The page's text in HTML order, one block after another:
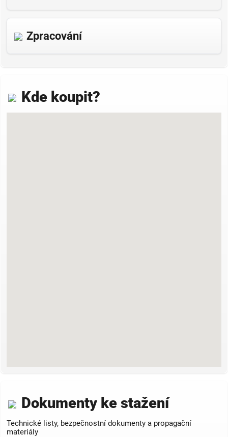
Zpracování
Kde koupit?
Dokumenty ke stažení
Technické listy, bezpečnostní dokumenty a propagační
materiály